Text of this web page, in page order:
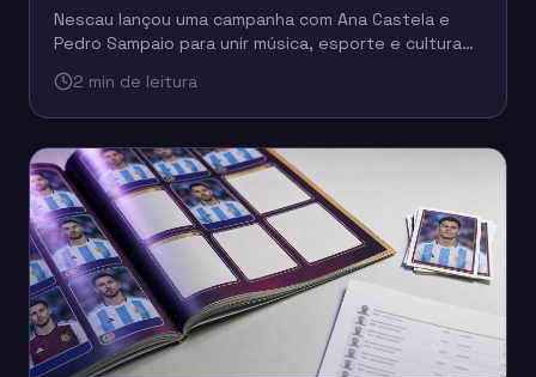
Nescau lançou uma campanha com Ana Castela e
Pedro Sampaio para unir música, esporte e cultura
novas gerações.
2 min de leitura